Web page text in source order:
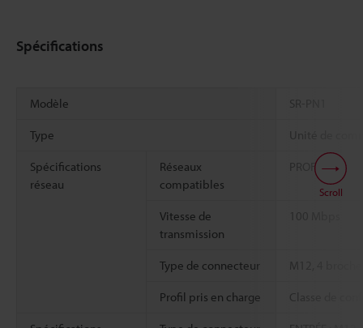
Spécifications
Modèle SR-PN1
Type Unité de
Spécifications
réseau
Réseaux
compatibles
PROFINET
Vitesse de
transmission
Type de connecteur M12, 4
Profil pris en charge Classe de
Scroll